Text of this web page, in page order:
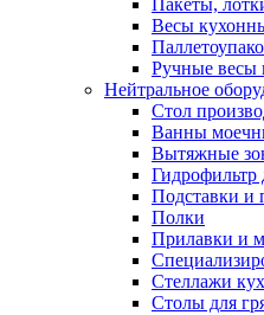
Пакеты,
Весы
Ручные весы
Нейтральное
Cтол
Ванны
Вытяжные
Гидрофильтр
Подставки и
Полки
Прилавки и
Стеллажи
Столы для